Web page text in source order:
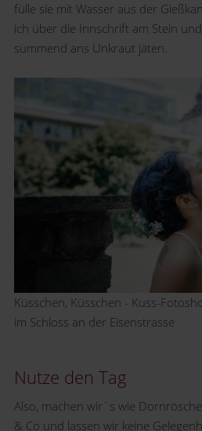
fülle sie mit Wasser aus der
ich über die Innschrift am Stein
summend ans Unkraut jäten.
Küsschen, Küsschen - Kuss-
im Schloss an der Eisenstrasse
Nutze den Tag
Also, machen wir´s wie
& Co und lassen wir keine